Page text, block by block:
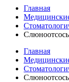
Главная
Главная